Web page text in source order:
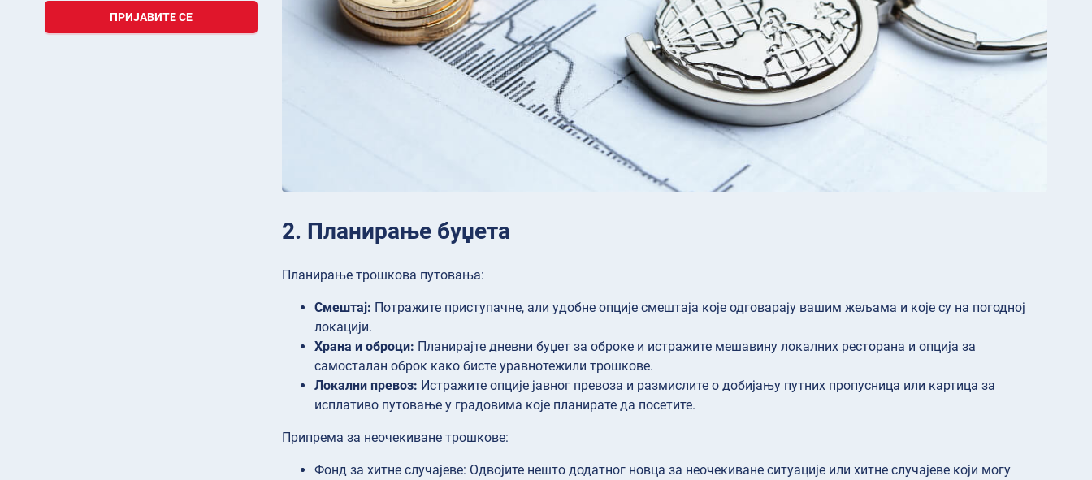
ПРИЈАВИТЕ СЕ
2. Планирање буџета
Планирање трошкова путовања:
Смештај: Потражите приступачне, али удобне опције смештаја које одговарају вашим жељама и које су на погодној
локацији.
Храна и оброци: Планирајте дневни буџет за оброке и истражите мешавину локалних ресторана и опција за
самосталан оброк како бисте уравнотежили трошкове.
Локални превоз: Истражите опције јавног превоза и размислите о добијању путних пропусница или картица за
исплативо путовање у градовима које планирате да посетите.
Припрема за неочекиване трошкове:
Фонд за хитне случајеве: Одвојите нешто додатног новца за неочекиване ситуације или хитне случајеве који могу